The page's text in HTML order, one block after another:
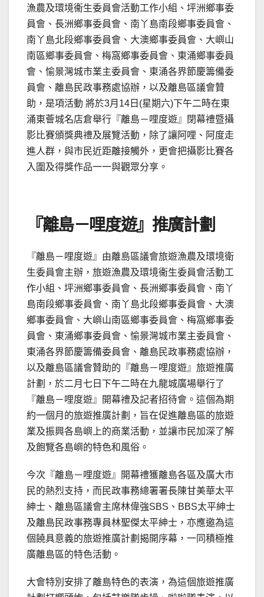
漁農及環境衞生委員會活動工作小組、坪洲鄉事委
員會、長洲鄉事委員會、南丫島南段鄉事委員會、
南丫島北段鄉事委員會、大澳鄉事委員會、大嶼山
南區鄉事委員會、梅窩鄉事委員會、東涌鄉事委員
會、愉景灣城市業主委員會、東涌各界節慶籌備委
員會、離島民政事務處協辦，以及離島區議會贊
助，是項活動 將於3月14日(星期六)下午二時在東
涌東薈城名店倉舉行『離島－哩度遊』閉幕禮暨攝
影比賽頒獎典禮及展覽活動，除了讓阿哩、阿度走
進人群，與市民近距離接觸外，更會把攝影比賽各
入圍及得獎作品一一與觀眾分享。
『離島－哩度遊』推廣計劃
『離島－哩度遊』由離島區議會旅遊漁農及環境衛
生委員會主辦，旅遊漁農及環境衞生委員會活動工
作小組、坪洲鄉事委員會、長洲鄉事委員會、南丫
島南段鄉事委員會、南丫島北段鄉事委員會、大澳
鄉事委員會、大嶼山南區鄉事委員會、梅窩鄉事委
員會、東涌鄉事委員會、愉景灣城市業主委員會、
東涌各界節慶籌備委員會、離島民政事務處協辦，
以及離島區議會贊助的『離島－哩度遊』旅遊推廣
計劃，於二月七日下午二時在九龍城廣場舉行了
『離島－哩度遊』開幕禮及記者招待會。這個為期
約一個月的旅遊推廣計劃，旨在促進離島區的旅遊
業及振興各島嶼上的商業活動，並讓市民加深了解
及飽覽各島嶼的特色和風俗。
今次『離島－哩度遊』開幕禮獲離島各區及廣大市
民的熱烈支持，而民政事務總署署長陳甘美華太平
紳士、離島區議會主席林偉強SBS、BBS太平紳士
及離島民政事務專員林聖傑太平紳士，亦應邀為這
個饒具意義的旅遊推廣計劃揭開序幕，一同積極推
廣離島區的特色活動。
大會特別安排了離島特色的表演，為這個旅遊推廣